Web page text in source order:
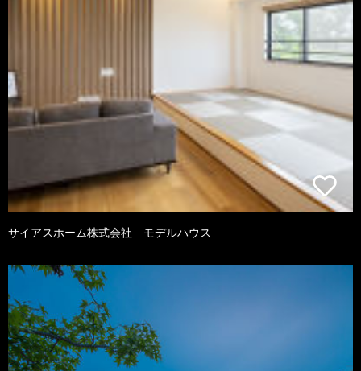
サイアスホーム株式会社 モデルハウス